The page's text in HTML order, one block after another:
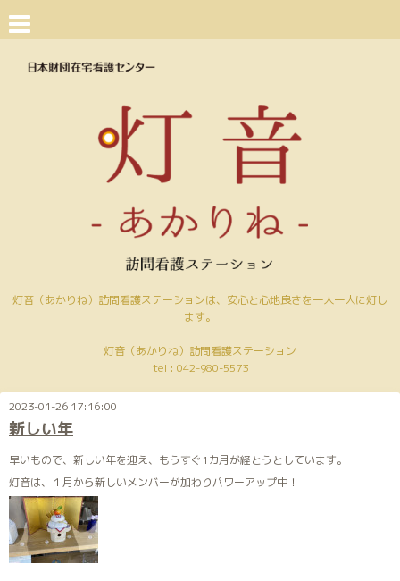
灯音（あかりね）訪問看護ステーションは、安心と心地良さを一人一人に灯し
ます。
灯音（あかりね）訪問看護ステーション
tel : 042-980-5573
2023-01-26 17:16:00
新しい年
早いもので、新しい年を迎え、もうすぐ1カ月が経とうとしています。
灯音は、１月から新しいメンバーが加わりパワーアップ中！